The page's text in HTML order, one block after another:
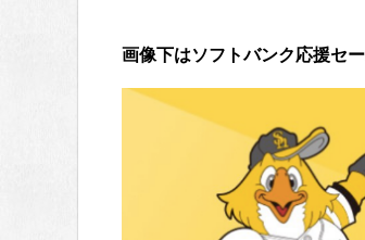
画像下はソフトバンク応援セ